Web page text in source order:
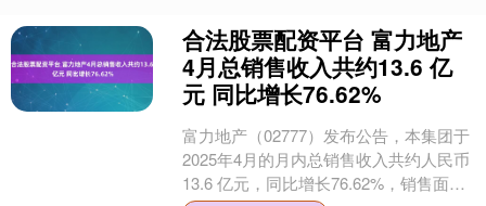
合法股票配资平台 富力地产
4月总销售收入共约13.6 亿
元 同比增长76.62%
富力地产（02777）发布公告，本集团于
2025年4月的月内总销售收入共约人民币
13.6 亿元，同比增长76.62%，销售面积